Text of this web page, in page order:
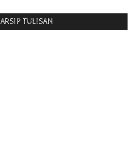
ARSIP TULISAN